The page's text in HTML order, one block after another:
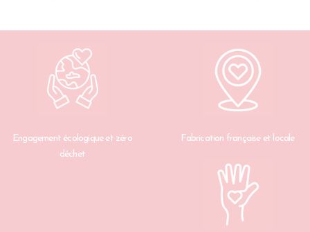
Engagement écologique et zéro
déchet
Fabrication française et locale